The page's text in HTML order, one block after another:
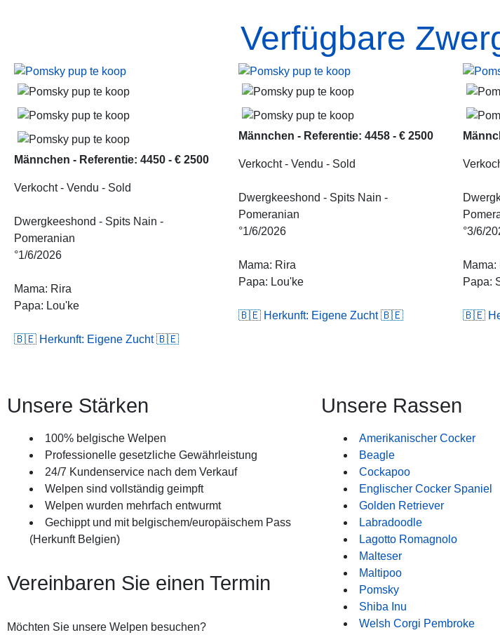
Verfügbare
Männchen - Referentie: 4450 - € 2500
Verkocht - Vendu - Sold
Dwergkeeshond - Spits Nain -
Pomeranian
°1/6/2026
Mama: Rira
Papa: Lou'ke
🇧🇪 Herkunft: Eigene Zucht 🇧🇪
Männchen - Referentie: 4458 - € 2500
Verkocht - Vendu - Sold
Dwergkeeshond - Spits Nain -
Pomeranian
°1/6/2026
Mama: Rira
Papa: Lou'ke
🇧🇪 Herkunft: Eigene Zucht 🇧🇪
°3/6/
Mama:
Papa:
🇧🇪
Unsere Stärken
100% belgische Welpen
Professionelle gesetzliche Gewährleistung
24/7 Kundenservice nach dem Verkauf
Welpen sind vollständig geimpft
Welpen wurden mehrfach entwurmt
Gechippt und mit belgischem/europäischem Pass
(Herkunft Belgien)
Vereinbaren Sie einen Termin
Möchten Sie unsere Welpen besuchen?
Unsere Rassen
Amerikanischer Cocker
Beagle
Cockapoo
Englischer Cocker Spaniel
Golden Retriever
Labradoodle
Lagotto Romagnolo
Malteser
Maltipoo
Pomsky
Shiba Inu
Welsh Corgi Pembroke